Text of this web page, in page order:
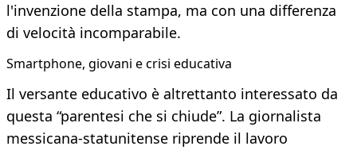
l'invenzione della stampa, ma con una differenza
di velocità incomparabile.
Smartphone, giovani e crisi educativa
Il versante educativo è altrettanto interessato da
questa “parentesi che si chiude”. La giornalista
messicana-statunitense riprende il lavoro